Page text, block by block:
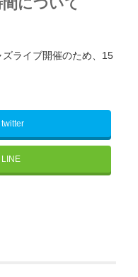
ライブ開催のため、15
twitter
LINE